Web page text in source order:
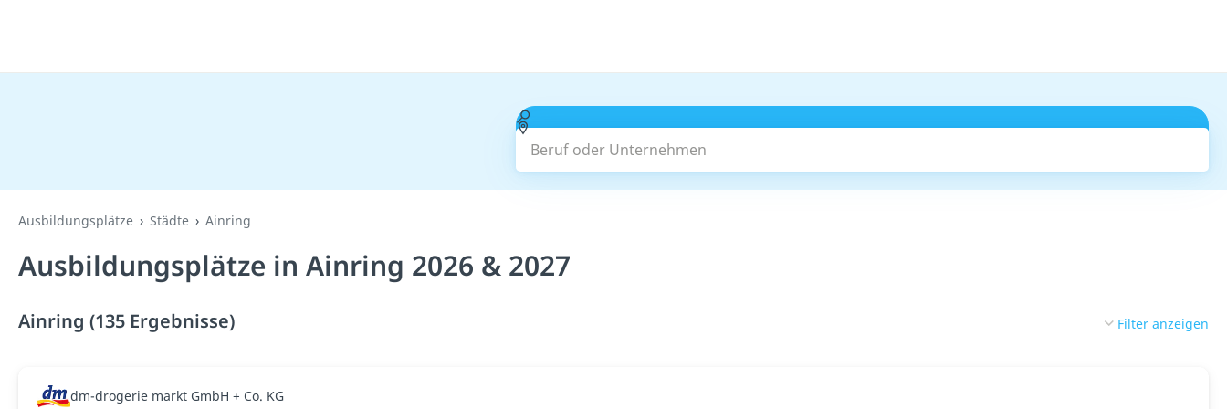
Beruf oder Unternehmen
Ausbildungsplätze Städte Ainring
Ausbildungsplätze in Ainring 2026 & 2027
Ainring (135 Ergebnisse) Filter anzeigen
dm-drogerie markt GmbH + Co. KG